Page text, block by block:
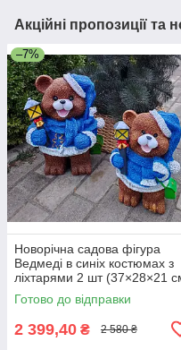
Акційні пропозиції та
–7%
Новорічна садова фігура
Ведмеді в синіх костюмах з
ліхтарями 2 шт (37×28×21
і 28×18×17 см), зимовий
декор для саду
Готово до відправки
2 399,40 ₴ 2 580 ₴